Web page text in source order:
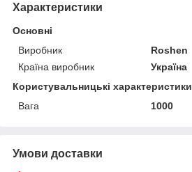
Характеристики
Основні
Виробник
Roshen
Країна виробник
Україна
Користувальницькі характеристики
Вага
1000
Умови доставки